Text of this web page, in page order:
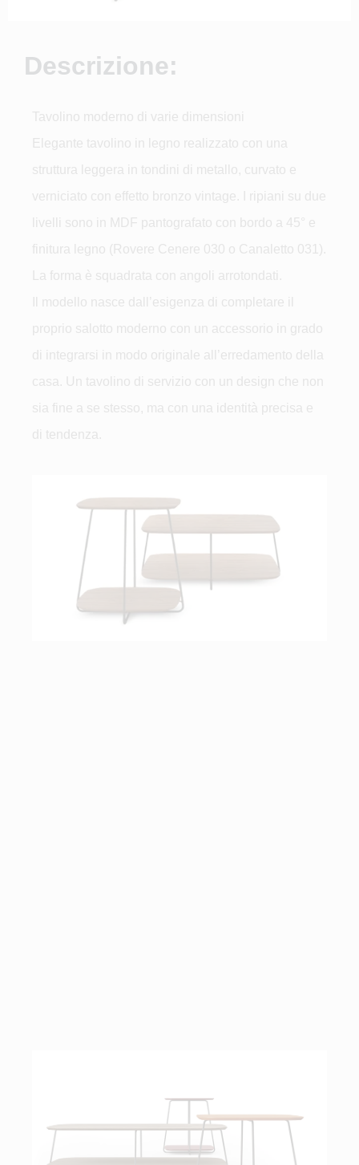
Descrizione:
Tavolino moderno di varie dimensioni
Elegante tavolino in legno realizzato con una
struttura leggera in tondini di metallo, curvato e
verniciato con effetto bronzo vintage. I ripiani su due
livelli sono in MDF pantografato con bordo a 45° e
finitura legno (Rovere Cenere 030 o Canaletto 031).
La forma è squadrata con angoli arrotondati.
Il modello nasce dall’esigenza di completare il
proprio salotto moderno con un accessorio in grado
di integrarsi in modo originale all’erredamento della
casa. Un tavolino di servizio con un design che non
sia fine a se stesso, ma con una identità precisa e
di tendenza.